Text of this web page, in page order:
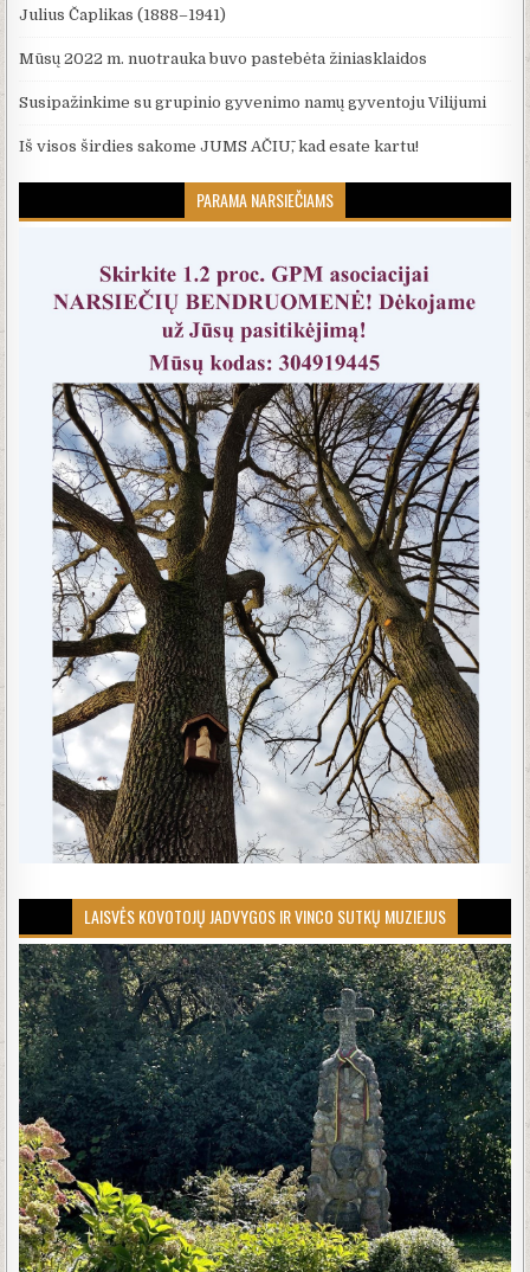
Julius Čaplikas (1888–1941)
Mūsų 2022 m. nuotrauka buvo pastebėta žiniasklaidos
Susipažinkime su grupinio gyvenimo namų gyventoju Vilijumi
Iš visos širdies sakome JUMS AČIŪ, kad esate kartu!
PARAMA NARSIEČIAMS
LAISVĖS KOVOTOJŲ JADVYGOS IR VINCO SUTKŲ MUZIEJUS